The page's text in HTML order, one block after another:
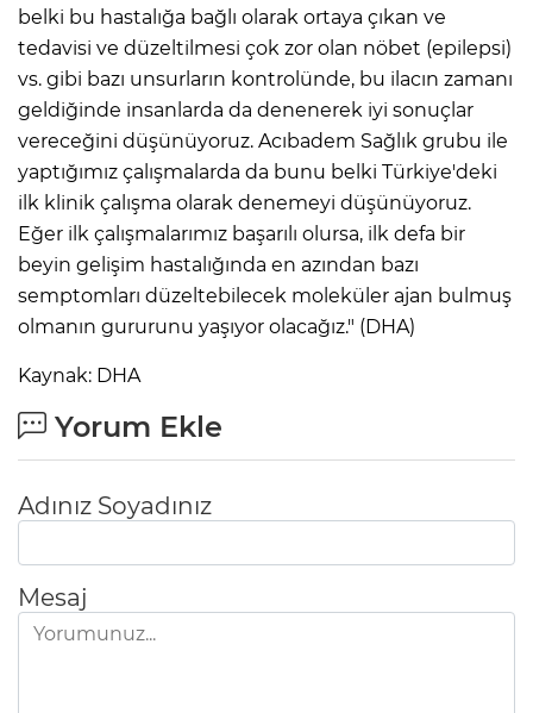
belki bu hastalığa bağlı olarak ortaya çıkan ve
tedavisi ve düzeltilmesi çok zor olan nöbet (epilepsi)
vs. gibi bazı unsurların kontrolünde, bu ilacın zamanı
geldiğinde insanlarda da denenerek iyi sonuçlar
vereceğini düşünüyoruz. Acıbadem Sağlık grubu ile
yaptığımız çalışmalarda da bunu belki Türkiye'deki
ilk klinik çalışma olarak denemeyi düşünüyoruz.
Eğer ilk çalışmalarımız başarılı olursa, ilk defa bir
beyin gelişim hastalığında en azından bazı
semptomları düzeltebilecek moleküler ajan bulmuş
olmanın gururunu yaşıyor olacağız." (DHA)
Kaynak: DHA
Yorum Ekle
Adınız Soyadınız
Mesaj